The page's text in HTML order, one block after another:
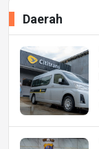
Daerah